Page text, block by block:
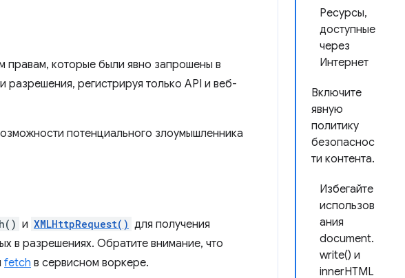
Ресурсы,
доступные
через
Интернет
Включите
явную
политику
безопаснос
ти контента.
Избегайте
использов
ания
document.
write() и
innerHTML
правам, которые были явно запрошены в
регистрируя только API и веб-
потенциального злоумышленника
и XMLHttpRequest() для получения
в разрешениях. Обратите внимание, что
fetch в сервисном воркере.